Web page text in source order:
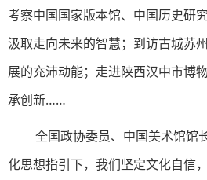
考察中国国家版本馆、中国历史研
汲取走向未来的智慧；到访古城苏
展的充沛动能；走进陕西汉中市博
承创新……
全国政协委员、中国美术馆馆
化思想指引下，我们坚定文化自信